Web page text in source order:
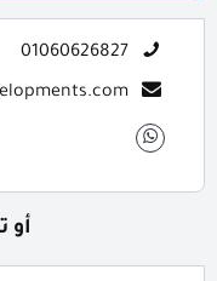
01060626827
أو